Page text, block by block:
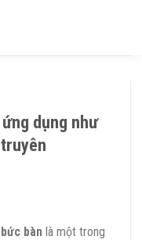
dụng như
bàn là một trong